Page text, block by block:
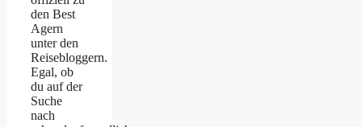
den Best
Agern
unter den
Reisebloggern.
Egal, ob
du auf der
Suche
nach